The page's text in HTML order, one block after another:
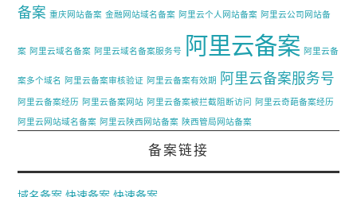
备案 重庆网站备案 金融网站域名备案 阿里云个人网站备案 阿里云公司网站备
案 阿里云域名备案 阿里云域名备案服务号 阿里云备案 阿里云备
案多个域名 阿里云备案审核验证 阿里云备案有效期 阿里云备案服务号
阿里云备案经历 阿里云备案网站 阿里云备案被拦截阻断访问 阿里云奇葩备案经历
阿里云网站域名备案 阿里云陕西网站备案 陕西管局网站备案
备案链接